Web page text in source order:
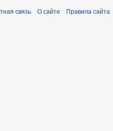
связь О сайте Правила сайта